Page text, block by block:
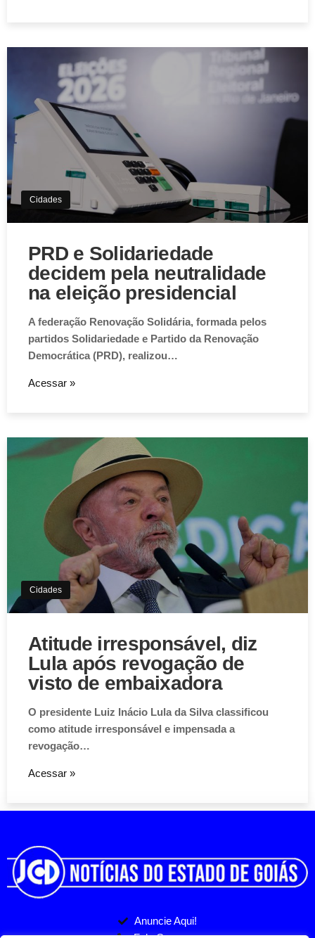
Aviso de Cookies!
Este website utiliza Cookies. Usamos cookies, garantindo
experiência única em nosso site.
Aceitar
Cidades
PRD e Solidariedade
decidem pela neutralidade
na eleição presidencial
A federação Renovação Solidária, formada pelos
partidos Solidariedade e Partido da Renovação
Democrática (PRD), realizou…
Acessar »
Cidades
Atitude irresponsável, diz
Lula após revogação de
visto de embaixadora
O presidente Luiz Inácio Lula da Silva classificou
como atitude irresponsável e impensada a
revogação…
Acessar »
Anuncie Aqui!